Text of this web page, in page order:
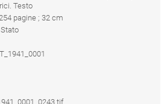
Testo
pagine ; 32 cm